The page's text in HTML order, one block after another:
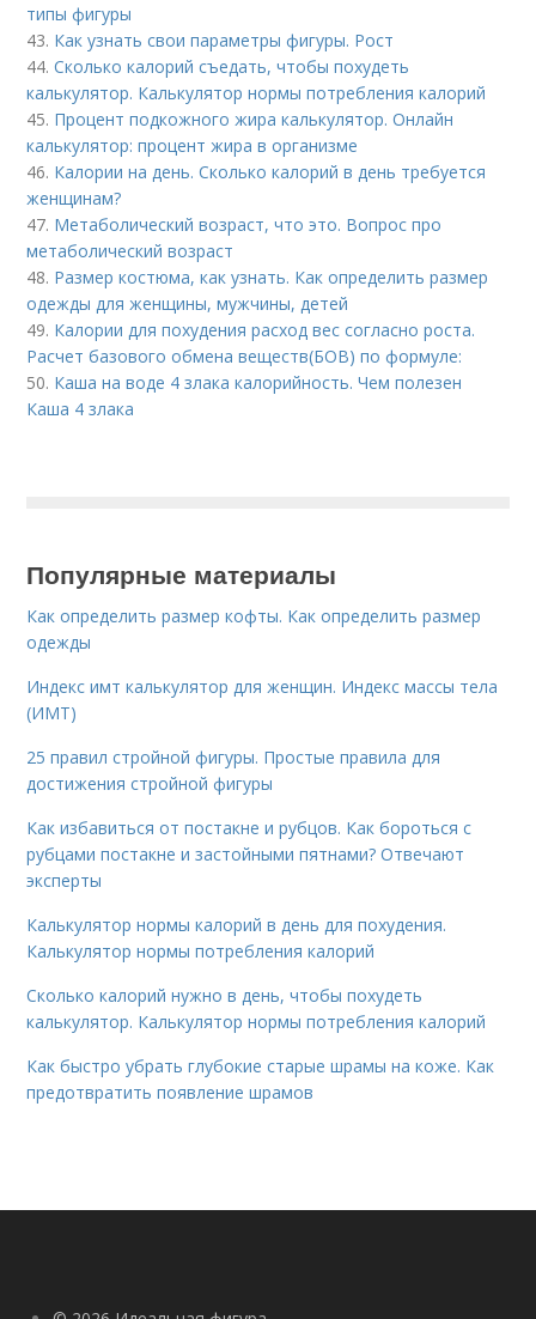
типы фигуры
43. Как узнать свои параметры фигуры. Рост
44.Сколько калорий съедать, чтобы похудеть
калькулятор. Калькулятор нормы потребления калорий
45. Процент подкожного жира калькулятор. Онлайн
калькулятор: процент жира в организме
46. Калории на день. Сколько калорий в день требуется
женщинам?
47. Метаболический возраст, что это. Вопрос про
метаболический возраст
48. Размер костюма, как узнать. Как определить размер
одежды для женщины, мужчины, детей
49. Калории для похудения расход вес согласно роста.
Расчет базового обмена веществ(БОВ) по формуле:
50. Каша на воде 4 злака калорийность. Чем полезен
Каша 4 злака
Популярные материалы
Как определить размер кофты. Как определить размер
одежды
Индекс имт калькулятор для женщин. Индекс массы тела
(ИМТ)
25 правил стройной фигуры. Простые правила для
достижения стройной фигуры
Как избавиться от постакне и рубцов. Как бороться с
рубцами постакне и застойными пятнами? Отвечают
эксперты
Калькулятор нормы калорий в день для похудения.
Калькулятор нормы потребления калорий
Сколько калорий нужно в день, чтобы похудеть
калькулятор. Калькулятор нормы потребления калорий
Как быстро убрать глубокие старые шрамы на коже. Как
предотвратить появление шрамов